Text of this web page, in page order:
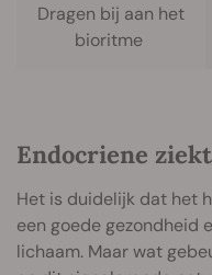
Dragen bij aan het
bioritme
Endocriene
Het is duidelijk dat het
een goede gezondheid
lichaam. Maar wat